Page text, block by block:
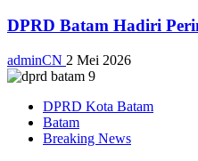
DPRD Batam Hadiri
adminCN 2 Mei 2026
DPRD Kota Batam
Batam
Breaking News